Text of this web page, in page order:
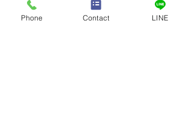
Contact
Phone Contact LINE